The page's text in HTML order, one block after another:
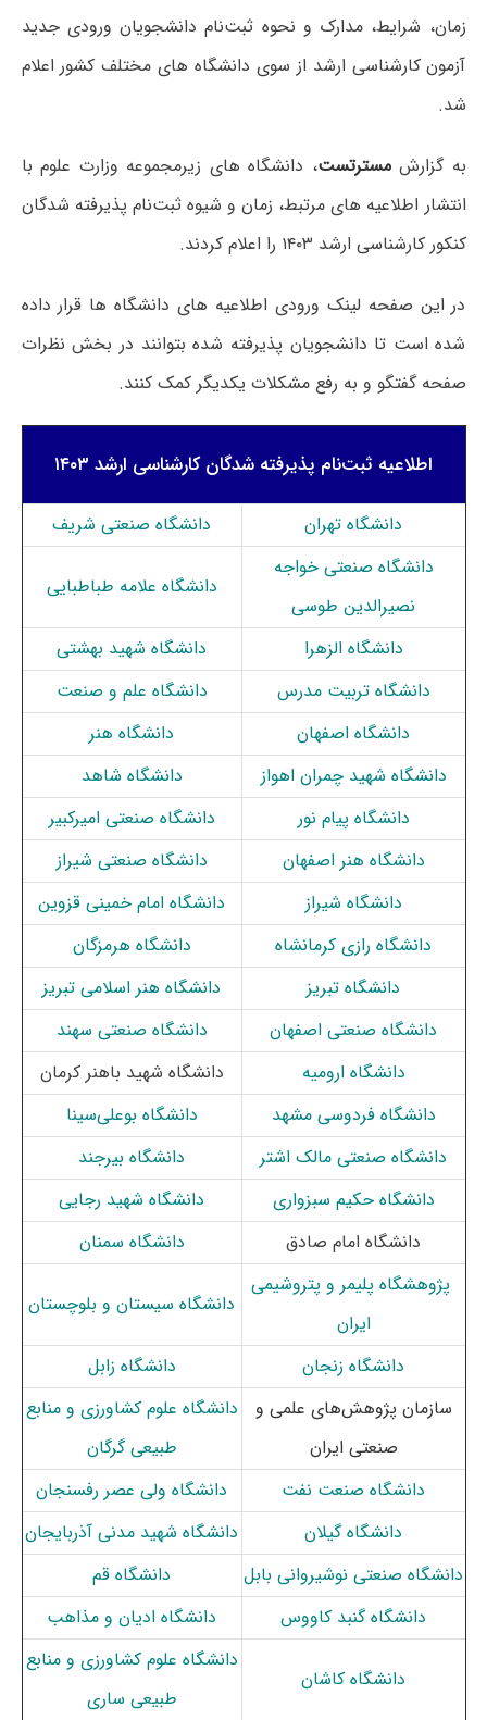
زمان، شرایط، مدارک و نحوه ثبت‌نام دانشجویان ورودی جدید
آزمون کارشناسی ارشد از سوی دانشگاه های مختلف کشور اعلام
شد.
به گزارشمسترتست، دانشگاه های زیرمجموعه وزارت علوم با
انتشار اطلاعیه های مرتبط، زمان و شیوه ثبت‌نام پذیرفته شدگان
کنکور کارشناسی ارشد ۱۴۰۳ را اعلام کردند.
در این صفحه لینک ورودی اطلاعیه های دانشگاه ها قرار داده
شده است تا دانشجویان پذیرفته شده بتوانند در بخش نظرات
صفحه گفتگو و به رفع مشکلات یکدیگر کمک کنند.
اطلاعیه ثبت‌نام پذیرفته شدگان کارشناسی ارشد ۱۴۰۳
دانشگاه تهران
دانشگاه صنعتی شریف
دانشگاه صنعتی خواجه
نصیرالدین طوسی
دانشگاه علامه طباطبایی
دانشگاه الزهرا
دانشگاه شهید بهشتی
دانشگاه تربیت مدرس
دانشگاه علم و صنعت
دانشگاه اصفهان
دانشگاه هنر
دانشگاه شهید چمران اهواز
دانشگاه شاهد
دانشگاه پیام نور
دانشگاه صنعتی امیرکبیر
دانشگاه هنر اصفهان
دانشگاه صنعتی شیراز
دانشگاه شیراز
دانشگاه امام خمینی قزوین
دانشگاه رازی کرمانشاه
دانشگاه هرمزگان
دانشگاه تبریز
دانشگاه هنر اسلامی تبریز
دانشگاه صنعتی اصفهان
دانشگاه صنعتی سهند
دانشگاه ارومیه
دانشگاه شهید باهنر کرمان
دانشگاه فردوسی مشهد
دانشگاه بوعلی‌سینا
دانشگاه صنعتی مالک اشتر
دانشگاه بیرجند
دانشگاه حکیم سبزواری
دانشگاه شهید رجایی
دانشگاه امام صادق
دانشگاه سمنان
پژوهشگاه پلیمر و پتروشیمی
ایران
دانشگاه سیستان و بلوچستان
دانشگاه زنجان
دانشگاه زابل
سازمان پژوهش‌های علمی و
صنعتی ایران
دانشگاه علوم کشاورزی و منابع
طبیعی گرگان
دانشگاه صنعت نفت
دانشگاه ولی عصر رفسنجان
دانشگاه گیلان
دانشگاه شهید مدنی آذربایجان
دانشگاه صنعتی نوشیروانی بابل
دانشگاه قم
دانشگاه گنبد کاووس
دانشگاه ادیان و مذاهب
دانشگاه کاشان
دانشگاه علوم کشاورزی و منابع
طبیعی ساری